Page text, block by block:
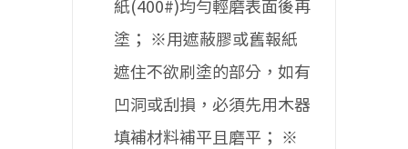
紙(400#)均勻輕磨表面後再
塗； ※用遮蔽膠或舊報紙
遮住不欲刷塗的部分，如有
凹洞或刮損，必須先用木器
填補材料補平且磨平； ※